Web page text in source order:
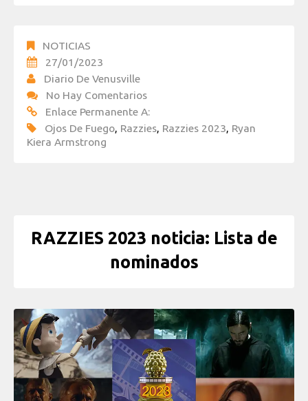
NOTICIAS
27/01/2023
Diario De Venusville
No Hay Comentarios
Enlace Permanente A:
Ojos De Fuego, Razzies, Razzies 2023, Ryan
Kiera Armstrong
RAZZIES 2023 noticia: Lista de
nominados